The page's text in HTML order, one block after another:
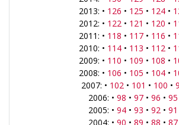
2013: • 126 • 125 • 124•
2012: • 122 • 121 • 120 •
2011: • 118 • 117• 116 •
2010: • 114• 113 • 112 •
2009: • 110 • 109 • 108 •
2008: • 106 • 105 • 104•
2007: • 102 • 101 • 100 •
2006: • 98 • 97• 96 • 95
2005: • 94• 93 • 92 • 91
2004: • 90 • 89 • 88 • 87